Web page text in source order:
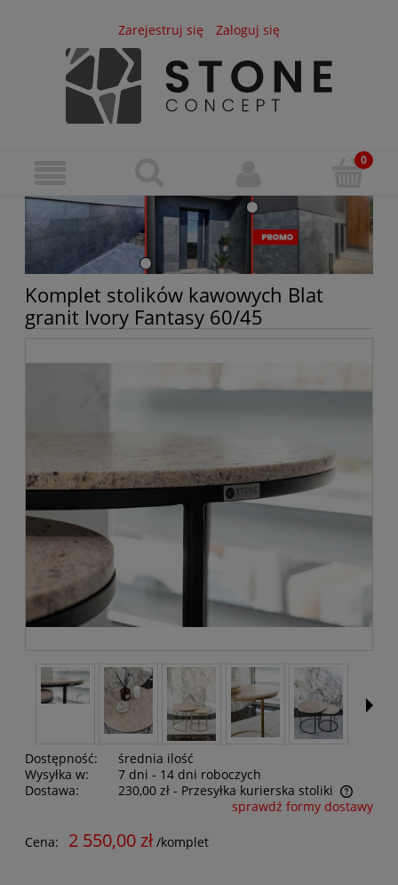
Zarejestruj się Zaloguj się
Komplet stolików kawowych Blat
granit Ivory Fantasy 60/45
Dostępność:
średnia ilość
Wysyłka w:
7 dni - 14 dni roboczych
Dostawa:
230,00 zł - Przesyłka kurierska stoliki
Cena nie zawiera ewentualnych kosztów płatności
sprawdź formy dostawy
Cena: 2 550,00 zł /komplet